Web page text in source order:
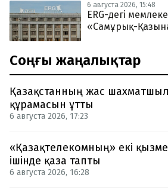
6 августа 2026, 15:48
ERG-дегі
«Самұрық-
Соңғы жаңалықтар
Қазақстанның жас
құрамасын ұтты
6 августа 2026, 17:23
«Қазақтелекомның» екі
ішінде қаза тапты
6 августа 2026, 16:28